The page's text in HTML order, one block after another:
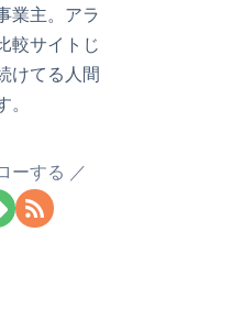
業主。アラ
較サイトじ
けてる人間
。
ーする